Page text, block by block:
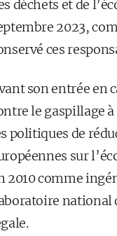
déchets et de
2023,
ces
son entrée en
le gaspillage
politiques de
sur
2010 comme
national